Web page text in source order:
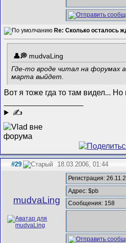
Re: Сколько осталось
mudvaLing
Где-то вроде читал на форумах
марта выйдет.
Вот я тоже гда то там видел...
✍
#29 18.03.2006, 01:44
mudvaLing
Регистрация:
Адрес: $pb
Сообщения: 158